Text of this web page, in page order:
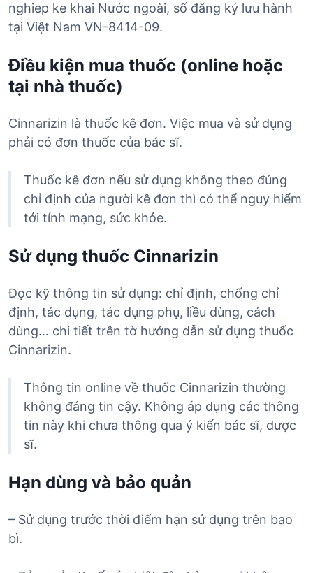
nghiep ke khai Nước ngoài, số đăng ký lưu hành
tại Việt Nam VN-8414-09.
Điều kiện mua thuốc (online hoặc
tại nhà thuốc)
Cinnarizin là thuốc kê đơn. Việc mua và sử dụng
phải có đơn thuốc của bác sĩ.
Thuốc kê đơn nếu sử dụng không theo đúng
chỉ định của người kê đơn thì có thể nguy hiểm
tới tính mạng, sức khỏe.
Sử dụng thuốc Cinnarizin
Đọc kỹ thông tin sử dụng: chỉ định, chống chỉ
định, tác dụng, tác dụng phụ, liều dùng, cách
dùng… chi tiết trên tờ hướng dẫn sử dụng thuốc
Cinnarizin.
Thông tin online về thuốc Cinnarizin thường
không đáng tin cậy. Không áp dụng các thông
tin này khi chưa thông qua ý kiến bác sĩ, dược
sĩ.
Hạn dùng và bảo quản
– Sử dụng trước thời điểm hạn sử dụng trên bao
bì.